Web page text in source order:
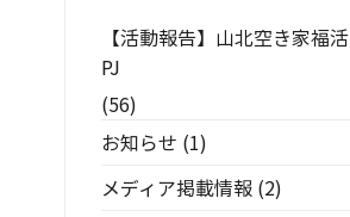
【活動報告】山北空き家福活
PJ
(56)
お知らせ (1)
メディア掲載情報(2)